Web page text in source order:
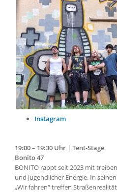
Instagram
19:00 – 19:30 Uhr | Tent-Stage
Bonito 47
BONITO rappt seit 2023 mit
und jugendlicher Energie. In
„Wir fahren“ treffen